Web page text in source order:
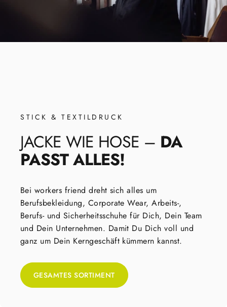
STICK & TEXTILDRUCK
JACKE WIE HOSE – DA
PASSTALLES!
Bei workers friend dreht sich alles um
Berufsbekleidung, Corporate Wear, Arbeits-,
Berufs- und Sicherheitsschuhe für Dich, Dein Team
und Dein Unternehmen. Damit Du Dich voll und
ganz um Dein Kerngeschäft kümmern kannst.
GESAMTES SORTIMENT